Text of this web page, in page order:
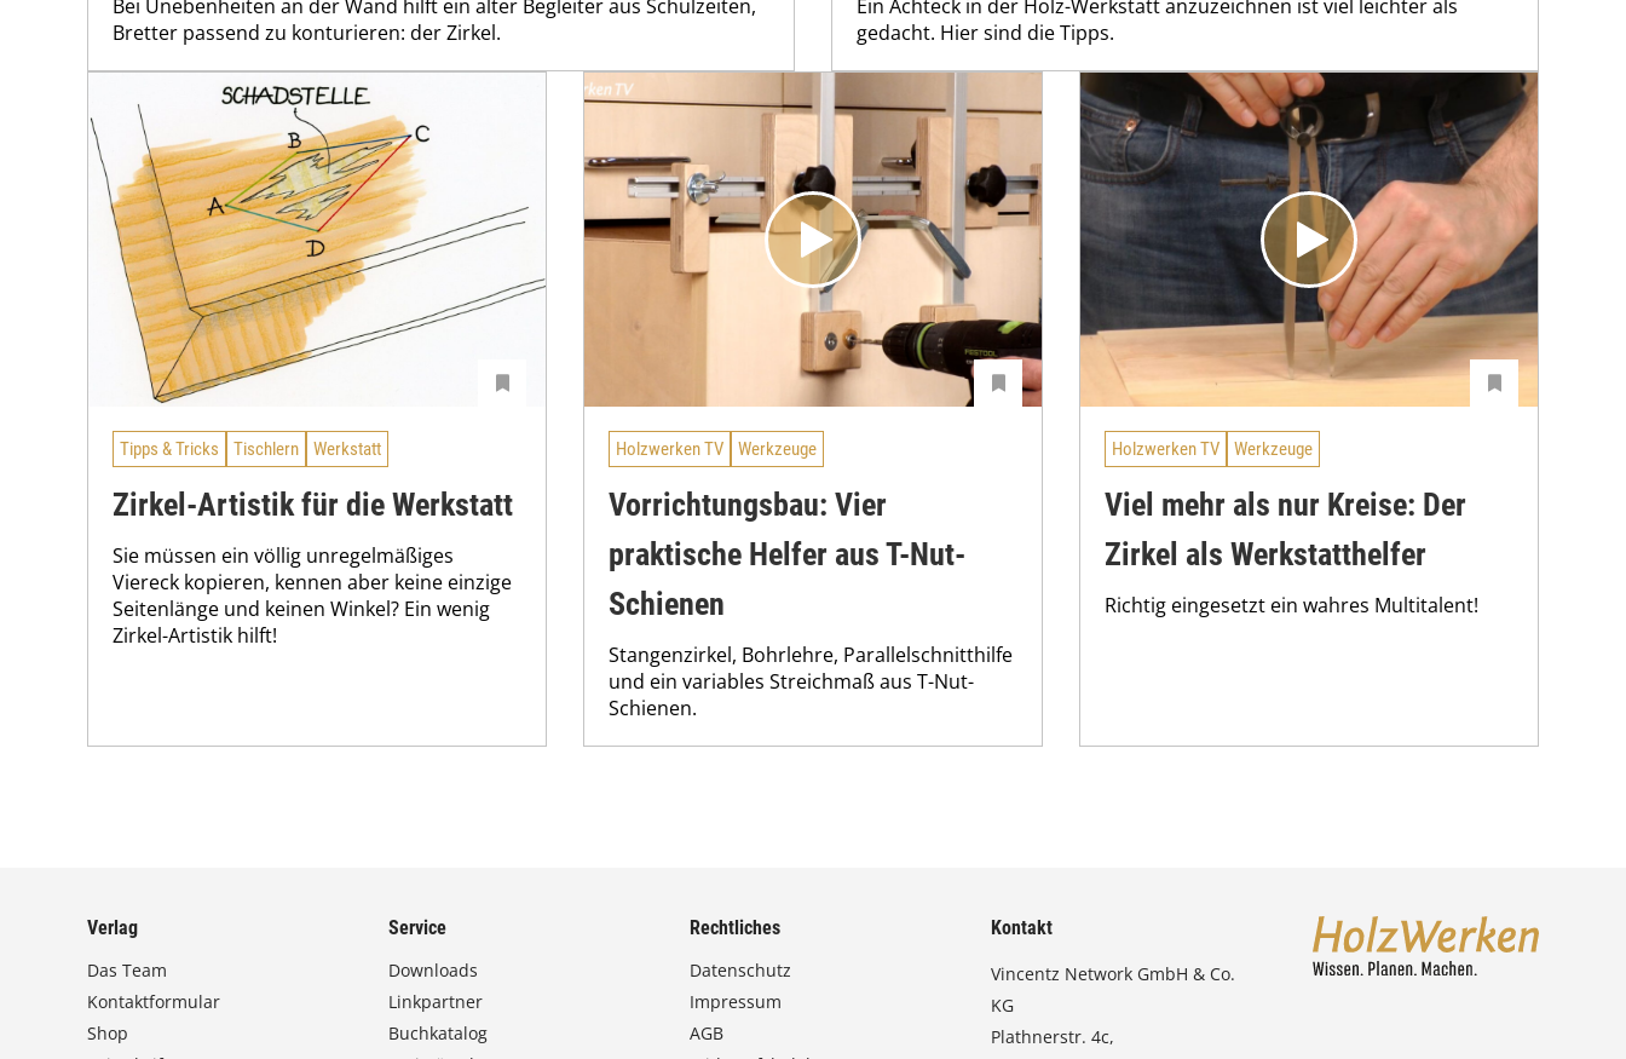
Bei Unebenheiten an der Wand hilft ein alter Begleiter aus Schulzeiten,
Bretter passend zu konturieren: der Zirkel.
Ein Achteck in der Holz-Werkstatt anzuzeichnen ist viel leichter als
gedacht. Hier sind die Tipps.
Tipps & Tricks Tischlern Werkstatt
Zirkel-Artistik für die Werkstatt
Sie müssen ein völlig unregelmäßiges
Viereck kopieren, kennen aber keine einzige
Seitenlänge und keinen Winkel? Ein wenig
Zirkel-Artistik hilft!
Holzwerken TV Werkzeuge
Vorrichtungsbau: Vier
praktische Helfer aus T-Nut-
Schienen
Stangenzirkel, Bohrlehre, Parallelschnitthilfe
und ein variables Streichmaß aus T-Nut-
Schienen.
Holzwerken TV Werkzeuge
Viel mehr als nur Kreise: Der
Zirkel als Werkstatthelfer
Richtig eingesetzt ein wahres Multitalent!
Verlag
Das Team
Kontaktformular
Shop
Service
Downloads
Linkpartner
Buchkatalog
Rechtliches
Datenschutz
Impressum
AGB
Kontakt
Vincentz Network GmbH & Co.
KG
Plathnerstr. 4c,